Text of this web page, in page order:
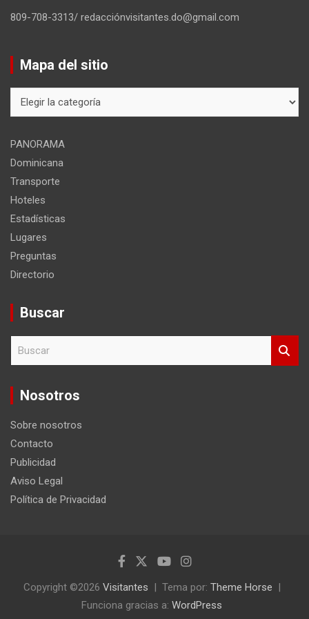
809-708-3313/ redacciónvisitantes.do@gmail.com
Mapa del sitio
del
PANORAMA
Dominicana
Transporte
Hoteles
Estadísticas
Lugares
Preguntas
Directorio
Buscar
c
Nosotros
Sobre nosotros
Contacto
Publicidad
Aviso Legal
Política de Privacidad
Copyright ©2026 Visitantes Tema por: Theme Horse
Funciona gracias a: WordPress